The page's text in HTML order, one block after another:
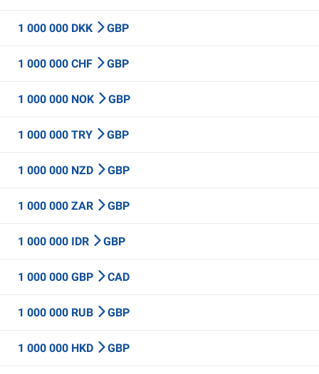
1 000 000 DKK GBP
1 000 000 CHF GBP
1 000 000 NOK GBP
1 000 000 TRY GBP
1 000 000 NZD GBP
1 000 000 ZAR GBP
1 000 000 IDR GBP
1 000 000 GBP CAD
1 000 000 RUB GBP
1 000 000 HKD GBP